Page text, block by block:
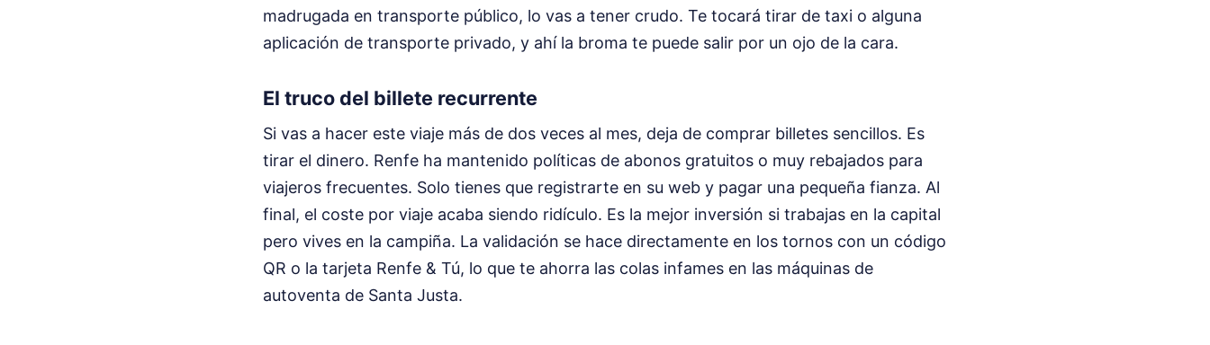
madrugada en transporte público, lo vas a tener crudo. Te tocará tirar de taxi o alguna
aplicación de transporte privado, y ahí la broma te puede salir por un ojo de la cara.
El truco del billete recurrente
Si vas a hacer este viaje más de dos veces al mes, deja de comprar billetes sencillos. Es
tirar el dinero. Renfe ha mantenido políticas de abonos gratuitos o muy rebajados para
viajeros frecuentes. Solo tienes que registrarte en su web y pagar una pequeña fianza. Al
final, el coste por viaje acaba siendo ridículo. Es la mejor inversión si trabajas en la capital
pero vives en la campiña. La validación se hace directamente en los tornos con un código
QR o la tarjeta Renfe & Tú, lo que te ahorra las colas infames en las máquinas de
autoventa de Santa Justa.